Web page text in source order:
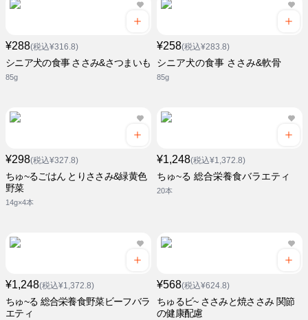
¥288(税込¥316.8)
シニア犬の食事 ささみ&さつまいも
85g
¥258(税込¥283.8)
シニア犬の食事 ささみ&軟骨
85g
¥298(税込¥327.8)
ちゅ~るごはん とりささみ&緑黄色
野菜
14g×4本
¥1,248(税込¥1,372.8)
ちゅ~る 総合栄養食バラエティ
20本
¥1,248(税込¥1,372.8)
ちゅ~る 総合栄養食野菜ビーフバラ
エティ
¥568(税込¥624.8)
ちゅるビ~ ささみと焼ささみ 関節
の健康配慮